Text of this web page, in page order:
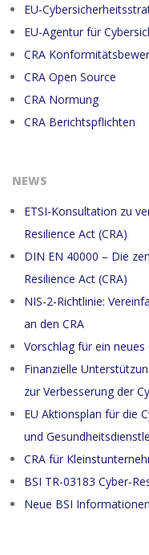
EU-
EU-Agentur für
CRA
CRA Open Source
CRA Normung
CRA Berichtspflichten
NEWS
ETSI-Konsultation zu
Resilience Act (CRA)
DIN EN 40000 – Die
Resilience Act (CRA)
NIS-2-Richtlinie:
an den CRA
Vorschlag für ein
Finanzielle
zur Verbesserung der
EU Aktionsplan für die
und
CRA für
BSI TR-03183 Cyber-
Neue BSI